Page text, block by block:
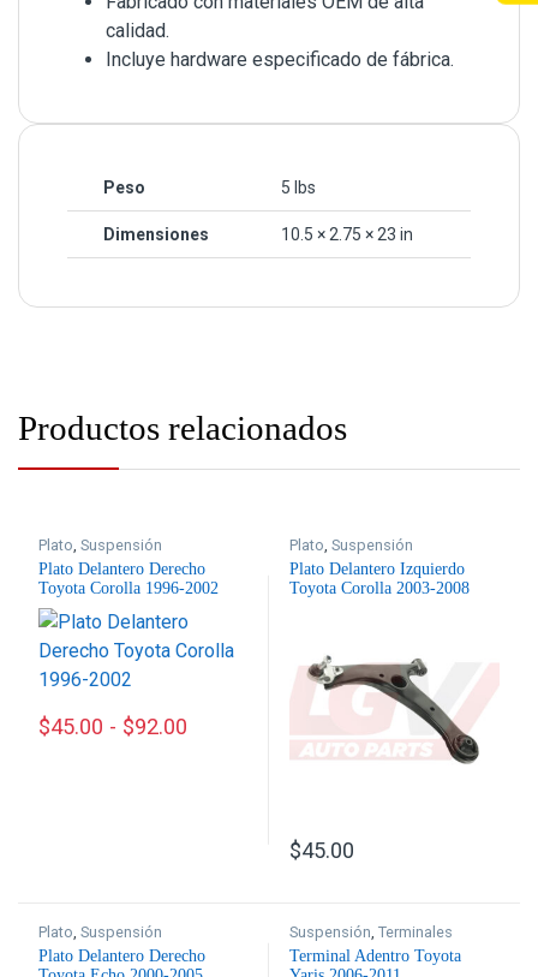
calidad.
Incluye hardware especificado de fábrica.
Peso 5 lbs
Dimensiones 10.5 × 2.75 × 23 in
Productos relacionados
Plato,Suspensión
Plato Delantero Derecho
Toyota Corolla 1996-2002
$45.00 - $92.00
Este producto tiene múltiples variantes. Las opciones se
Plato,Suspensión
Plato Delantero Izquierdo
Toyota Corolla 2003-2008
$45.00
Plato,Suspensión
Plato Delantero Derecho
Suspensión,Terminales
Terminal Adentro Toyota